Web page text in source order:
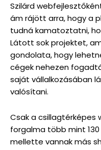
Szilárd
ám rájött arra, hogy a
tudná kamatoztatni,
Látott sok projektet,
gondolata, hogy
cégek nehezen
saját vállalkozásában
valósítani.
Csak a csillagtérképes
forgalma több mint
mellette vannak más